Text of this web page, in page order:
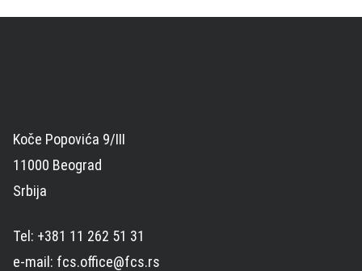
Koče Popovića 9/III
11000 Beograd
Srbija
Tel: +381 11 262 51 31
e-mail: fcs.office@fcs.rs